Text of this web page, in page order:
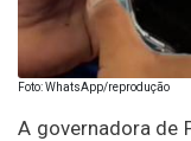
Foto: WhatsApp/reprodução
A governadora de